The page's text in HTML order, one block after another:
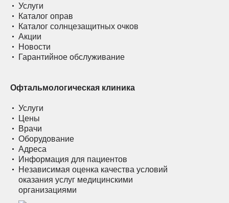
Услуги
Каталог оправ
Каталог солнцезащитных очков
Акции
Новости
Гарантийное обслуживание
Офтальмологическая клиника
Услуги
Цены
Врачи
Оборудование
Адреса
Информация для пациентов
Независимая оценка качества условий
оказания услуг медицинскими
организациями